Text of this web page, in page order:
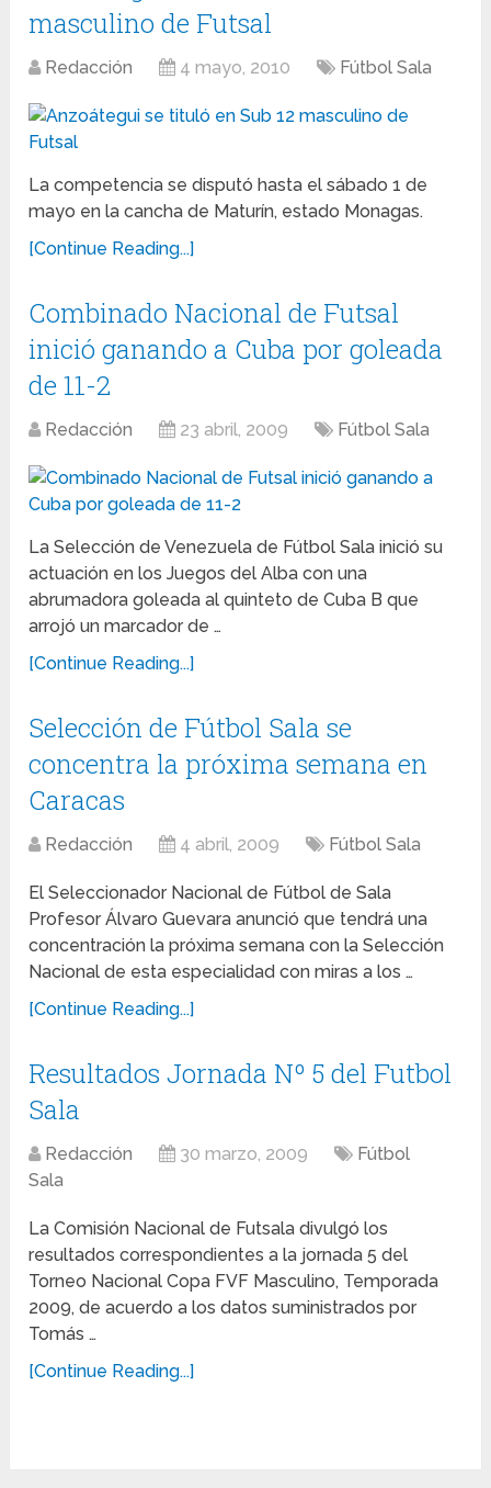
masculino de Futsal
Redacción 4 mayo, 2010 Fútbol Sala
La competencia se disputó hasta el sábado 1 de
mayo en la cancha de Maturín, estado Monagas.
[Continue Reading...]
Combinado Nacional de Futsal
inició ganando a Cuba por goleada
de 11-2
Redacción 23 abril, 2009 Fútbol Sala
La Selección de Venezuela de Fútbol Sala inició su
actuación en los Juegos del Alba con una
abrumadora goleada al quinteto de Cuba B que
arrojó un marcador de …
[Continue Reading...]
Selección de Fútbol Sala se
concentra la próxima semana en
Caracas
Redacción 4 abril, 2009 Fútbol Sala
El Seleccionador Nacional de Fútbol de Sala
Profesor Álvaro Guevara anunció que tendrá una
concentración la próxima semana con la Selección
Nacional de esta especialidad con miras a los …
[Continue Reading...]
Resultados Jornada Nº 5 del Futbol
Sala
Redacción 30 marzo, 2009
Fútbol
Sala
La Comisión Nacional de Futsala divulgó los
resultados correspondientes a la jornada 5 del
Torneo Nacional Copa FVF Masculino, Temporada
2009, de acuerdo a los datos suministrados por
Tomás …
[Continue Reading...]